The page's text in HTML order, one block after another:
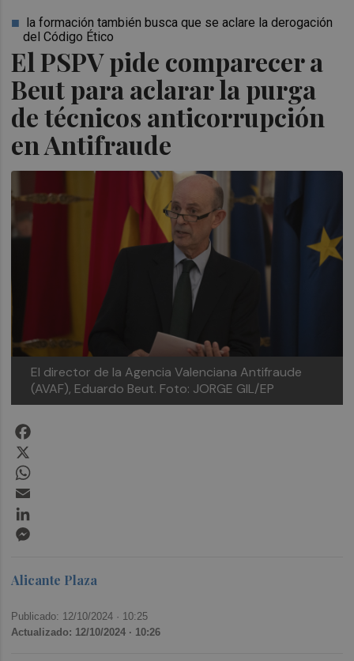
El PSPV pide comparecer a
Beut para aclarar la purga
de técnicos anticorrupción
en Antifraude
la formación también busca que se aclare la derogación
del Código Ético
El director de la Agencia Valenciana Antifraude
(AVAF), Eduardo Beut. Foto: JORGE GIL/EP
Alicante Plaza
Publicado: 12/10/2024 · 10:25
Actualizado: 12/10/2024 · 10:26